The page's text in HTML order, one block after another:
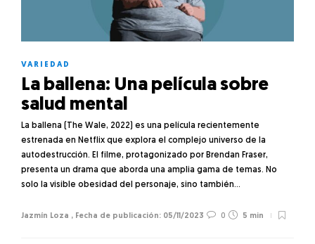
VARIEDAD
La ballena: Una película sobre
salud mental
La ballena (The Wale, 2022) es una película recientemente
estrenada en Netflix que explora el complejo universo de la
autodestrucción. El filme, protagonizado por Brendan Fraser,
presenta un drama que aborda una amplia gama de temas. No
solo la visible obesidad del personaje, sino también…
Jazmín Loza , 05/11/2023 0 5 min